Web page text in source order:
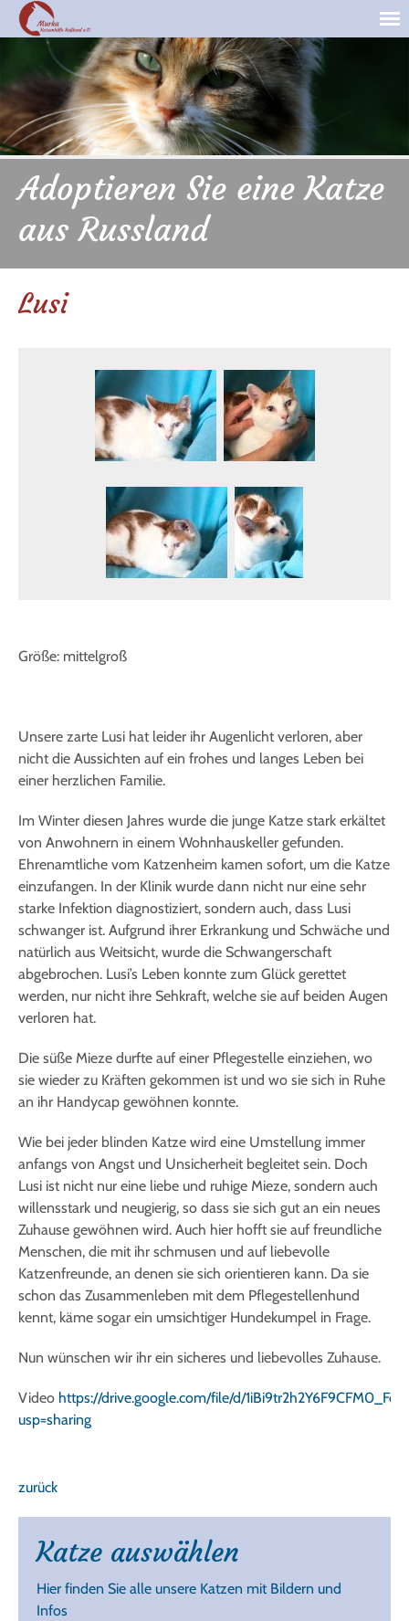
Adoptieren Sie eine Katze
aus Russland
Lusi
Größe: mittelgroß
Unsere zarte Lusi hat leider ihr Augenlicht verloren, aber
nicht die Aussichten auf ein frohes und langes Leben bei
einer herzlichen Familie.
Im Winter diesen Jahres wurde die junge Katze stark erkältet
von Anwohnern in einem Wohnhauskeller gefunden.
Ehrenamtliche vom Katzenheim kamen sofort, um die Katze
einzufangen. In der Klinik wurde dann nicht nur eine sehr
starke Infektion diagnostiziert, sondern auch, dass Lusi
schwanger ist. Aufgrund ihrer Erkrankung und Schwäche und
natürlich aus Weitsicht, wurde die Schwangerschaft
abgebrochen. Lusi’s Leben konnte zum Glück gerettet
werden, nur nicht ihre Sehkraft, welche sie auf beiden Augen
verloren hat.
Die süße Mieze durfte auf einer Pflegestelle einziehen, wo
sie wieder zu Kräften gekommen ist und wo sie sich in Ruhe
an ihr Handycap gewöhnen konnte.
Wie bei jeder blinden Katze wird eine Umstellung immer
anfangs von Angst und Unsicherheit begleitet sein. Doch
Lusi ist nicht nur eine liebe und ruhige Mieze, sondern auch
willensstark und neugierig, so dass sie sich gut an ein neues
Zuhause gewöhnen wird. Auch hier hofft sie auf freundliche
Menschen, die mit ihr schmusen und auf liebevolle
Katzenfreunde, an denen sie sich orientieren kann. Da sie
schon das Zusammenleben mit dem Pflegestellenhund
kennt, käme sogar ein umsichtiger Hundekumpel in Frage.
Nun wünschen wir ihr ein sicheres und liebevolles Zuhause.
Video https://drive.google.com/file/d/
usp=sharing
zurück
Katze auswählen
Hier finden Sie alle unsere Katzen mit Bildern und
Infos